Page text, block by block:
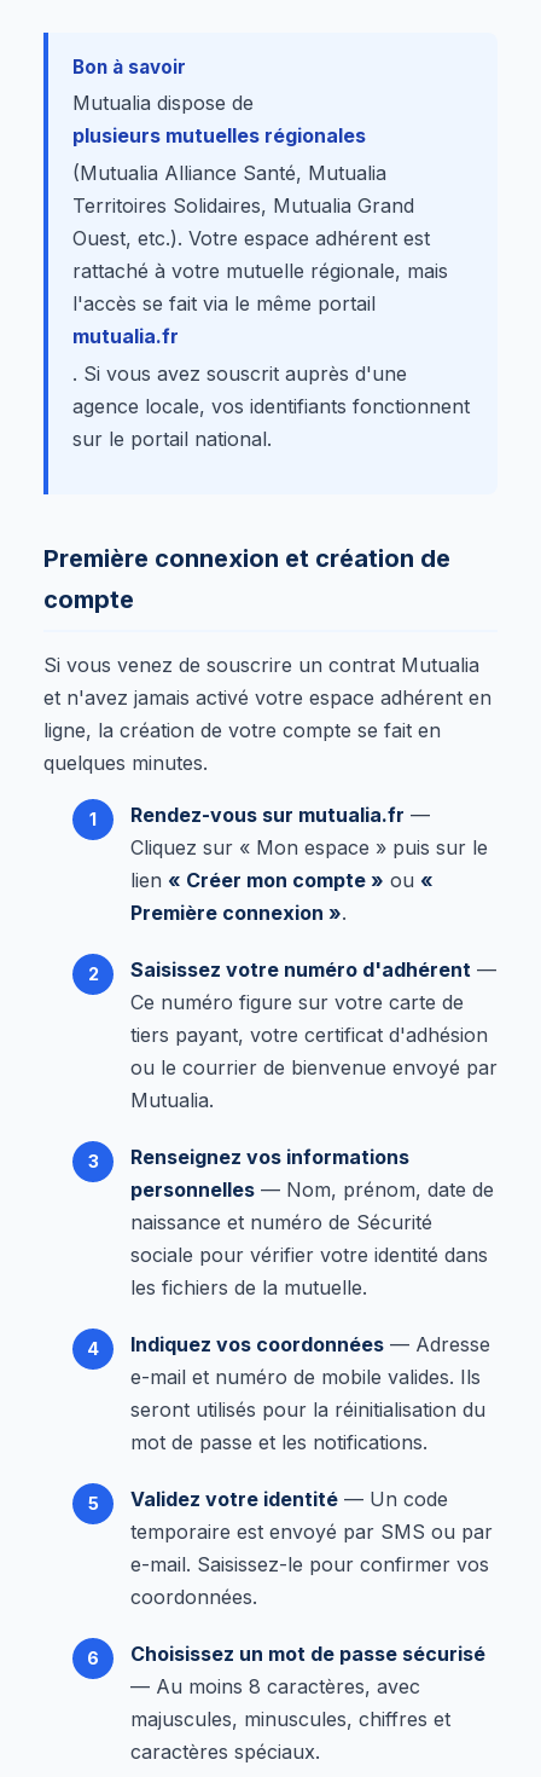
Bon à savoir
Mutualia dispose de
plusieurs mutuelles régionales
(Mutualia Alliance Santé, Mutualia
Territoires Solidaires, Mutualia Grand
Ouest, etc.). Votre espace adhérent est
rattaché à votre mutuelle régionale, mais
l'accès se fait via le même portail
mutualia.fr
. Si vous avez souscrit auprès d'une
agence locale, vos identifiants fonctionnent
sur le portail national.
Première connexion et création de
compte
Si vous venez de souscrire un contrat Mutualia
et n'avez jamais activé votre espace adhérent en
ligne, la création de votre compte se fait en
quelques minutes.
Rendez-vous sur mutualia.fr —
Cliquez sur « Mon espace » puis sur le
lien « Créer mon compte » ou «
Première connexion ».
Saisissez votre numéro d'adhérent —
Ce numéro figure sur votre carte de
tiers payant, votre certificat d'adhésion
ou le courrier de bienvenue envoyé par
Mutualia.
Renseignez vos informations
personnelles — Nom, prénom, date de
naissance et numéro de Sécurité
sociale pour vérifier votre identité dans
les fichiers de la mutuelle.
Indiquez vos coordonnées — Adresse
e-mail et numéro de mobile valides. Ils
seront utilisés pour la réinitialisation du
mot de passe et les notifications.
Validez votre identité — Un code
temporaire est envoyé par SMS ou par
e-mail. Saisissez-le pour confirmer vos
coordonnées.
Choisissez un mot de passe sécurisé
— Au moins 8 caractères, avec
majuscules, minuscules, chiffres et
caractères spéciaux.